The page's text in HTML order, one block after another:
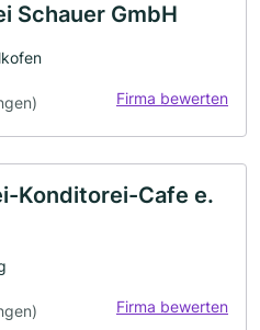
Schauer GmbH
Firma bewerten
Konditorei-Cafe e.
Firma bewerten